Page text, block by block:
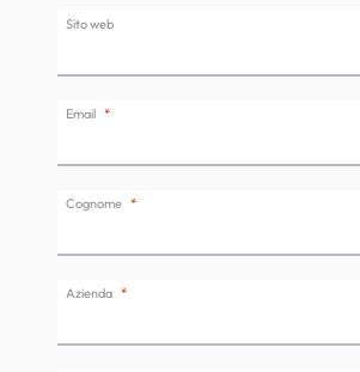
Sito web
Email
Cognome
Azienda